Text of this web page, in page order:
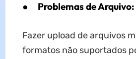
● Problemas de Arquivo:
Fazer upload de arquivos
formatos não suportados